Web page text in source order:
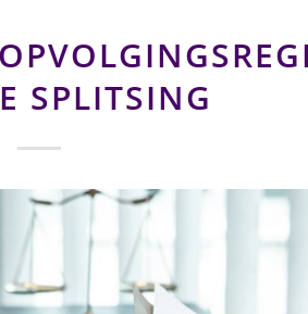
SPLITSING